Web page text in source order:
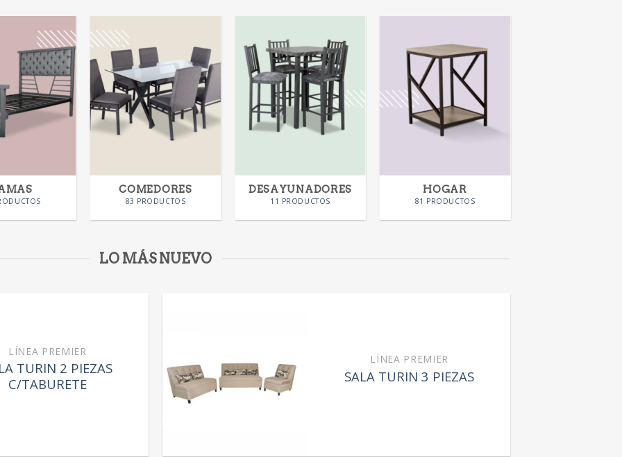
COMEDORES
83 PRODUCTOS
DESAYUNADORES
11 PRODUCTOS
HOGAR
81 PRODUCTOS
LO MÁS NUEVO
LÍNEA PREMIER
TURIN 2 PIEZAS
C/TABURETE
LÍNEA PREMIER
SALA TURIN 3 PIEZAS